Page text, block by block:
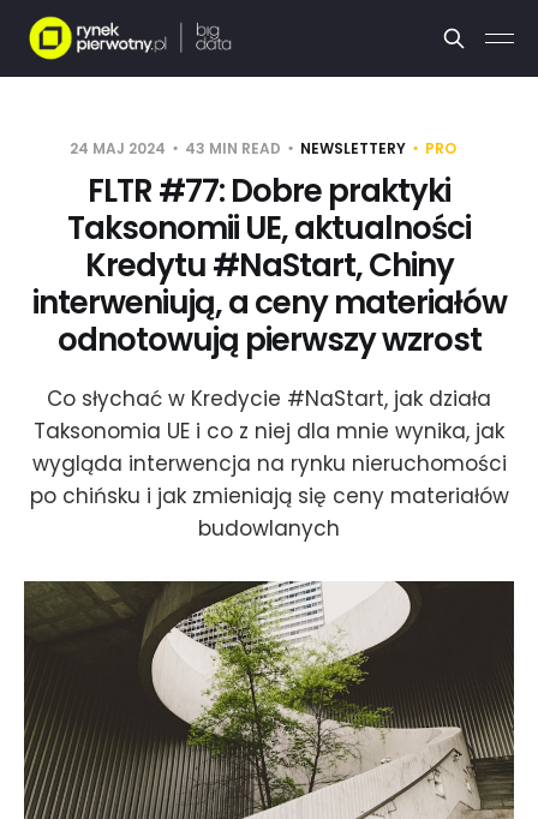
24 MAJ 2024 43 MIN READ NEWSLETTERY PRO
FLTR #77: Dobre praktyki
Taksonomii UE, aktualności
Kredytu #NaStart, Chiny
interweniują, a ceny materiałów
odnotowują pierwszy wzrost
Co słychać w Kredycie #NaStart, jak działa
Taksonomia UE i co z niej dla mnie wynika, jak
wygląda interwencja na rynku nieruchomości
po chińsku i jak zmieniają się ceny materiałów
budowlanych